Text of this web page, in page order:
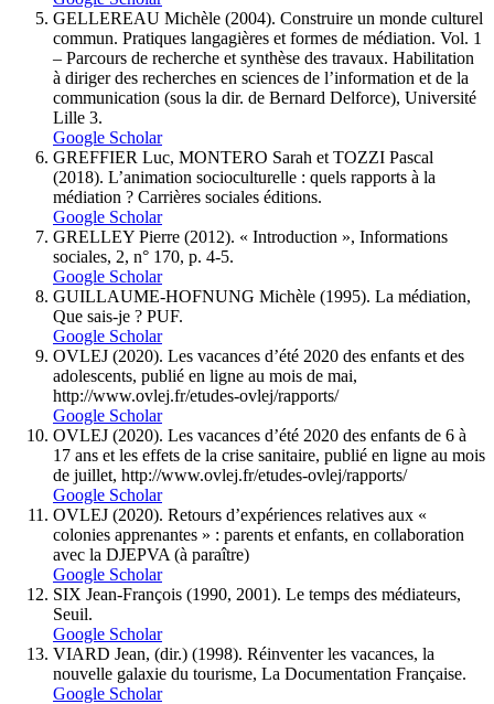
GELLEREAU Michèle (2004). Construire un monde culturel
commun. Pratiques langagières et formes de médiation. Vol. 1
– Parcours de recherche et synthèse des travaux. Habilitation
à diriger des recherches en sciences de l’information et de la
communication (sous la dir. de Bernard Delforce), Université
Lille 3.
Google Scholar
GREFFIER Luc, MONTERO Sarah et TOZZI Pascal
(2018). L’animation socioculturelle : quels rapports à la
médiation ? Carrières sociales éditions.
Google Scholar
GRELLEY Pierre (2012). « Introduction », Informations
sociales, 2, n° 170, p. 4-5.
Google Scholar
GUILLAUME-HOFNUNG Michèle (1995). La médiation,
Que sais-je ? PUF.
Google Scholar
OVLEJ (2020). Les vacances d’été 2020 des enfants et des
adolescents, publié en ligne au mois de mai,
http://www.ovlej.fr/etudes-ovlej/rapports/
Google Scholar
OVLEJ (2020). Les vacances d’été 2020 des enfants de 6 à
17 ans et les effets de la crise sanitaire, publié en ligne au mois
de juillet, http://www.ovlej.fr/etudes-ovlej/rapports/
Google Scholar
OVLEJ (2020). Retours d’expériences relatives aux «
colonies apprenantes » : parents et enfants, en collaboration
avec la DJEPVA (à paraître)
Google Scholar
SIX Jean-François (1990, 2001). Le temps des médiateurs,
Seuil.
Google Scholar
VIARD Jean, (dir.) (1998). Réinventer les vacances, la
nouvelle galaxie du tourisme, La Documentation Française.
Google Scholar